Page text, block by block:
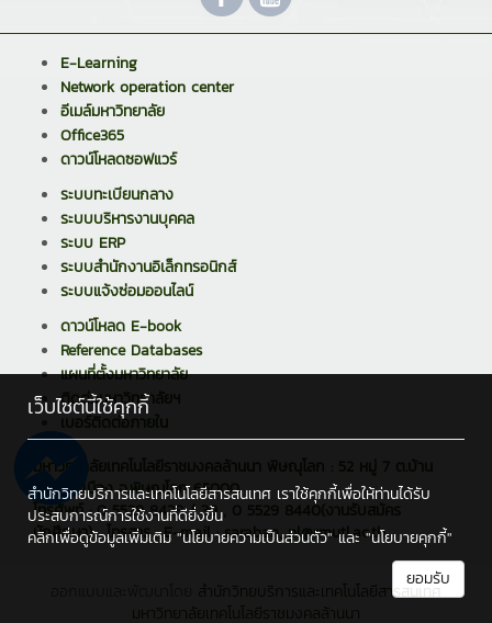
E-Learning
Network operation center
อีเมล์มหาวิทยาลัย
Office365
ดาวน์โหลดซอฟแวร์
ระบบทะเบียนกลาง
ระบบบริหารงานบุคคล
ระบบ ERP
ระบบสำนักงานอิเล็กทรอนิกส์
ระบบแจ้งซ่อมออนไลน์
ดาวน์โหลด E-book
Reference Databases
แผนที่ตั้งมหาวิทยาลัย
ติดต่อมหาวิทยาลัยฯ
เบอร์ติดต่อภายใน
มหาวิทยาลัยเทคโนโลยีราชมงคลล้านนา พิษณุโลก : 52 หมู่ 7 ต.บ้าน
กร่าง อ.เมือง จ.พิษณุโลก 65000
โทรศัพท์ : 0 5529 8438 / 39 , 0 5529 8440(งานรับสมัคร
นักศึกษา) , โทรสาร : E-mail : saraban_pl@rmutl.ac.th
เว็บไซต์นี้ใช้คุกกี้
สำนักวิทยบริการและเทคโนโลยีสารสนเทศ เราใช้คุกกี้เพื่อให้ท่านได้รับ
ประสบการณ์การใช้งานที่ดียิ่งขึ้น
คลิกเพื่อดูข้อมูลเพิ่มเติม"นโยบายความเป็นส่วนตัว"และ"นโยบายคุกกี้"
ยอมรับ
สำนักวิทยบริการและเทคโนโลยีสารสนเทศ
มหาวิทยาลัยเทคโนโลยีราชมงคลล้านนา